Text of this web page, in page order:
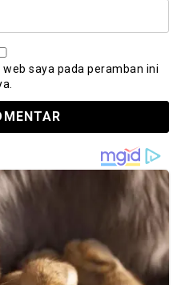
saya pada peramban ini